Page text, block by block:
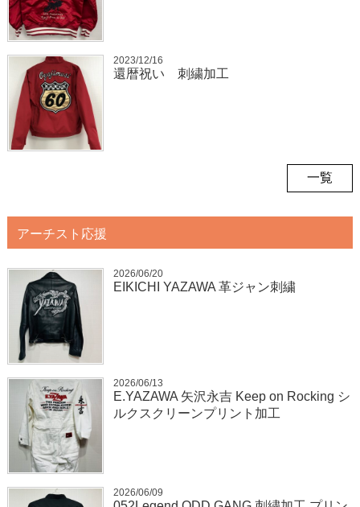
2023/12/16
還暦祝い 刺繍加工
一覧
アーチスト応援
2026/06/20
EIKICHI YAZAWA 革ジャン刺繍
2026/06/13
E.YAZAWA 矢沢永吉 Keep on Rocking シ
ルクスクリーンプリント加工
2026/06/09